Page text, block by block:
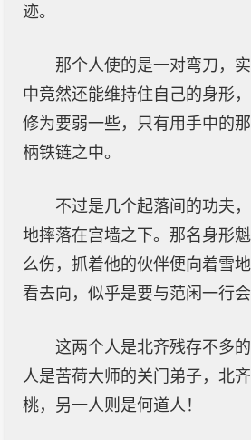
迹。
那个人使的是一对弯刀，
中竟然还能维持住自己的身形
修为要弱一些，只有用手中的
柄铁链之中。
不过是几个起落间的功夫
地摔落在宫墙之下。那名身形
么伤，抓着他的伙伴便向着雪
看去向，似乎是要与范闲一行会
这两个人是北齐残存不多
人是苦荷大师的关门弟子，北
桃，另一人则是何道人！